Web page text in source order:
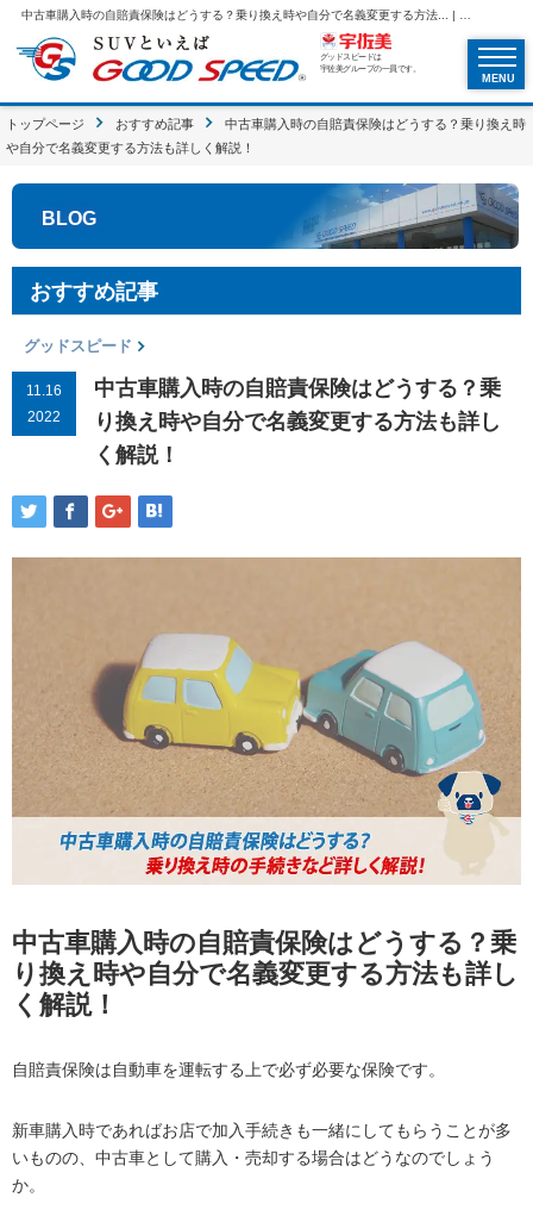
グッドスピードは
宇佐美グループの一員です。
MENU
トップページ おすすめ記事
中古車購入時の自賠責保険はどうする？乗り換え時
や自分で名義変更する方法も詳しく解説！
BLOG
おすすめ記事
グッドスピード
11.16
2022
中古車購入時の自賠責保険はどうする？乗
り換え時や自分で名義変更する方法も詳し
く解説！
中古車購入時の自賠責保険はどうする？乗
り換え時や自分で名義変更する方法も詳し
く解説！
自賠責保険は自動車を運転する上で必ず必要な保険です。
新車購入時であればお店で加入手続きも一緒にしてもらうことが多
いものの、中古車として購入・売却する場合はどうなのでしょう
か。